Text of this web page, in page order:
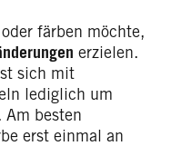
färben möchte,
erzielen.
sich mit
lediglich um
Am besten
erst einmal an